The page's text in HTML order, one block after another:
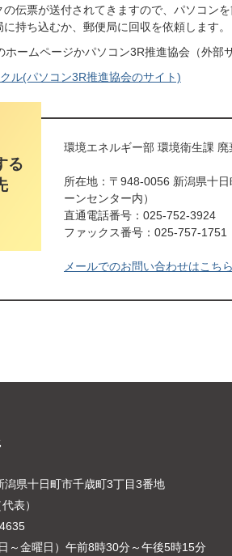
伝票が送付されてきますので、パソコン
持ち込むか、郵便局に回収を依頼します。
ームページかパソコン3R推進協会（外部
ル(パソコン3R推進協会のサイト)
る
環境エネルギー部 環境衛生課 廃
所在地：〒948-0056 新潟県十
ーンセンター内）
直通電話番号：025-752-3924
ファックス番号：025-757-1751
メールでのお問い合わせはこちら
県十日町市千歳町3丁目3番地
表）
～金曜日）午前8時30分～午後5時15分